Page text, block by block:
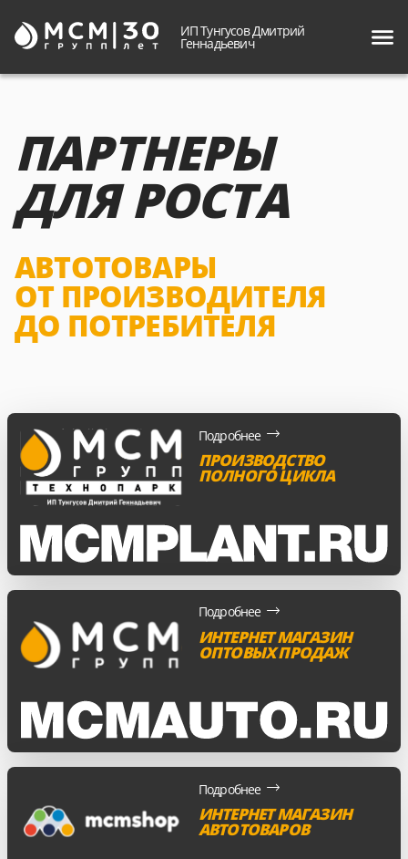
ИП Тунгусов Дмитрий
Геннадьевич
ПАРТНЕРЫ
ДЛЯ РОСТА
АВТОТОВАРЫ
ОТ ПРОИЗВОДИТЕЛЯ
ДО ПОТРЕБИТЕЛЯ
Подробнее
ПРОИЗВОДСТВО
ПОЛНОГО ЦИКЛА
Подробнее
ИНТЕРНЕТ МАГАЗИН
ОПТОВЫХ ПРОДАЖ
Подробнее
ИНТЕРНЕТ МАГАЗИН
АВТОТОВАРОВ